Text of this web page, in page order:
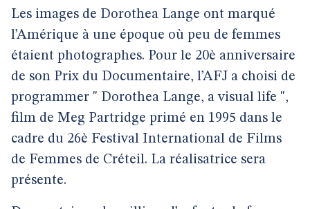
Les images de Dorothea Lange ont marqué
l’Amérique à une époque où peu de femmes
étaient photographes. Pour le 20è anniversaire
de son Prix du Documentaire, l’AFJ a choisi de
programmer " Dorothea Lange, a visual life ",
film de Meg Partridge primé en 1995 dans le
cadre du 26è Festival International de Films
de Femmes de Créteil. La réalisatrice sera
présente.